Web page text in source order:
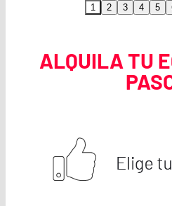
1 2 3 4 5
ALQUILA TU